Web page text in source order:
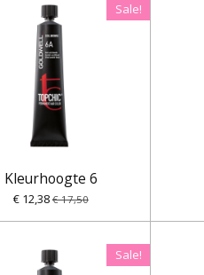
Sale!
Kleurhoogte 6
€ 12,38 € 17,50
Sale!